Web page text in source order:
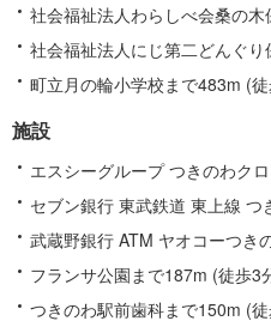
社会福祉法人わらしべ会桑の
社会福祉法人にじ第二どんぐ
町立月の輪小学校まで483m (
施設
エスシーグループ つきのわク
セブン銀行 東武鉄道 東上線
武蔵野銀行 ATM ヤオコーつき
フランサ公園まで187m (徒歩3
つきのわ駅前歯科まで150m (